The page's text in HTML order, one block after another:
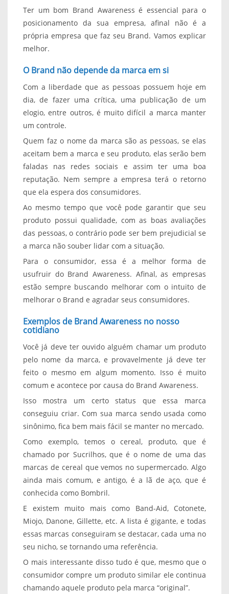
Ter um bom Brand Awareness é essencial para o
posicionamento da sua empresa, afinal não é a
própria empresa que faz seu Brand. Vamos explicar
melhor.
O Brand não depende da marca em si
Com a liberdade que as pessoas possuem hoje em
dia, de fazer uma crítica, uma publicação de um
elogio, entre outros, é muito difícil a marca manter
um controle.
Quem faz o nome da marca são as pessoas, se elas
aceitam bem a marca e seu produto, elas serão bem
faladas nas redes sociais e assim ter uma boa
reputação. Nem sempre a empresa terá o retorno
que ela espera dos consumidores.
Ao mesmo tempo que você pode garantir que seu
produto possui qualidade, com as boas avaliações
das pessoas, o contrário pode ser bem prejudicial se
a marca não souber lidar com a situação.
Para o consumidor, essa é a melhor forma de
usufruir do Brand Awareness. Afinal, as empresas
estão sempre buscando melhorar com o intuito de
melhorar o Brand e agradar seus consumidores.
Exemplos de Brand Awareness no nosso
cotidiano
Você já deve ter ouvido alguém chamar um produto
pelo nome da marca, e provavelmente já deve ter
feito o mesmo em algum momento. Isso é muito
comum e acontece por causa do Brand Awareness.
Isso mostra um certo status que essa marca
conseguiu criar. Com sua marca sendo usada como
sinônimo, fica bem mais fácil se manter no mercado.
Como exemplo, temos o cereal, produto, que é
chamado por Sucrilhos, que é o nome de uma das
marcas de cereal que vemos no supermercado. Algo
ainda mais comum, e antigo, é a lã de aço, que é
conhecida como Bombril.
E existem muito mais como Band-Aid, Cotonete,
Miojo, Danone, Gillette, etc. A lista é gigante, e todas
essas marcas conseguiram se destacar, cada uma no
seu nicho, se tornando uma referência.
O mais interessante disso tudo é que, mesmo que o
consumidor compre um produto similar ele continua
chamando aquele produto pela marca “original”.